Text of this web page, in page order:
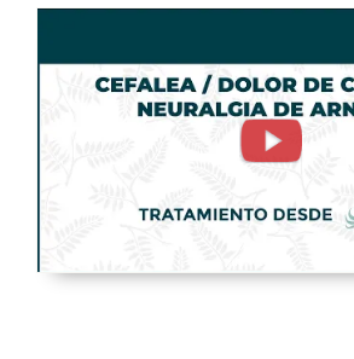
Cefalea,
Dolor
Neuralgia
de